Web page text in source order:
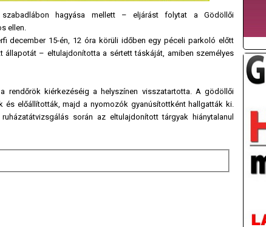
hagyása mellett – eljárást folytat a Gödöllői
ellen.
december 15-én, 12 óra körüli időben egy péceli parkoló előtt
– eltulajdonította a sértett táskáját, amiben személyes
kiérkezéséig a helyszínen visszatartotta. A gödöllői
és előállították, majd a nyomozók gyanúsítottként hallgatták ki.
során az eltulajdonított tárgyak hiánytalanul